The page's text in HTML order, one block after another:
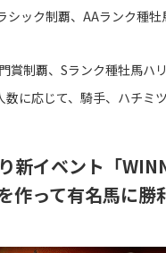
シック制覇、AAランク種
賞制覇、Sランク種牡馬ハ
に応じて、騎手、ハチミ
新イベント「
作って有名馬に勝